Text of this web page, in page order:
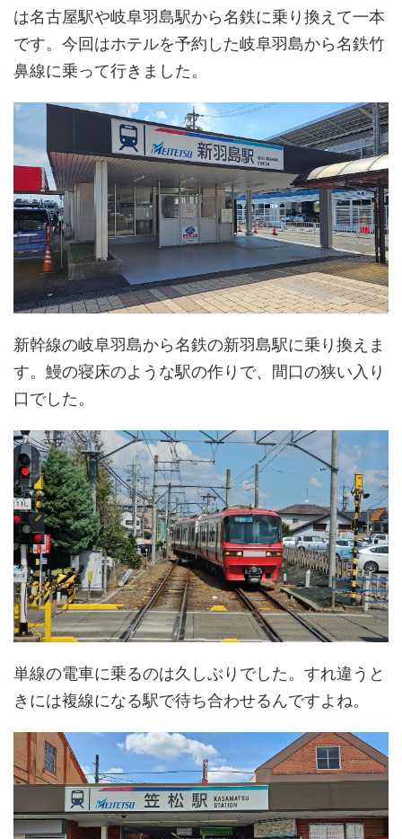
は名古屋駅や岐阜羽島駅から名鉄に乗り換えて一本
です。今回はホテルを予約した岐阜羽島から名鉄竹
鼻線に乗って行きました。
新幹線の岐阜羽島から名鉄の新羽島駅に乗り換えま
す。鰻の寝床のような駅の作りで、間口の狭い入り
口でした。
単線の電車に乗るのは久しぶりでした。すれ違うと
きには複線になる駅で待ち合わせるんですよね。